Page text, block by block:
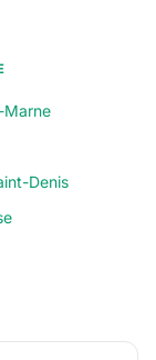
Marne
Denis